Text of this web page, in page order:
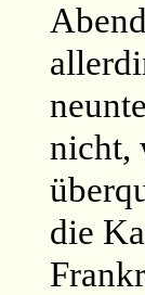
nicht,
die